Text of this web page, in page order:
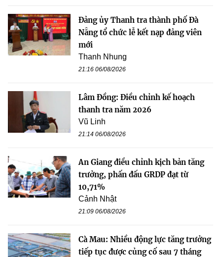
Đảng ủy Thanh tra thành phố Đà
Nẵng tổ chức lễ kết nạp đảng viên
mới
Thanh Nhung
21:16 06/08/2026
Lâm Đồng: Điều chỉnh kế hoạch
thanh tra năm 2026
Vũ Linh
21:14 06/08/2026
An Giang điều chỉnh kịch bản tăng
trưởng, phấn đấu GRDP đạt từ
10,71%
Cảnh Nhật
21:09 06/08/2026
Cà Mau: Nhiều động lực tăng trưởng
tiếp tục được củng cố sau 7 tháng